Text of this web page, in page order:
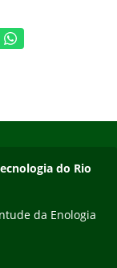
WhatsApp
do Rio
da Enologia